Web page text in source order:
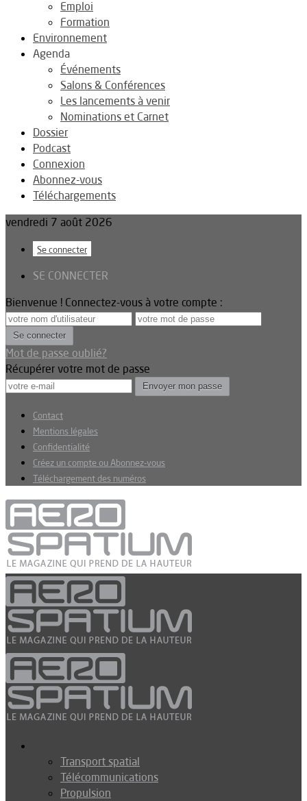
Emploi
Formation
Environnement
Agenda
Événements
Salons & Conférences
Les lancements à venir
Nominations et Carnet
Dossier
Podcast
Connexion
Abonnez-vous
Téléchargements
vendredi 7 août 2026
Se connecter
SE CONNECTER
Bienvenue ! Connectez-vous à votre compte :
Mot de passe oublié?
Récupérer votre mot de passe
Contact
Mentions légales
Confidentialité
Créez un compte ou Abonnez-vous
Téléchargement des numéros
Transport spatial
Télécommunications
Propulsion